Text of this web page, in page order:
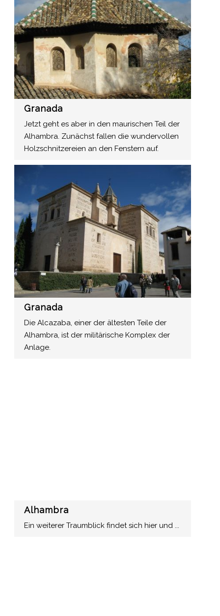
Granada
Jetzt geht es aber in den maurischen Teil der
Alhambra. Zunächst fallen die wundervollen
Holzschnitzereien an den Fenstern auf.
Granada
Die Alcazaba, einer der ältesten Teile der
Alhambra, ist der militärische Komplex der
Anlage.
Alhambra
Ein weiterer Traumblick findet sich hier und ...